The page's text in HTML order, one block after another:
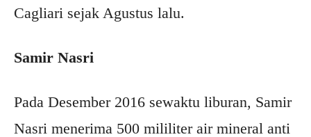
Cagliari sejak Agustus lalu.
Samir Nasri
Pada Desember 2016 sewaktu liburan, Samir
Nasri menerima 500 mililiter air mineral anti